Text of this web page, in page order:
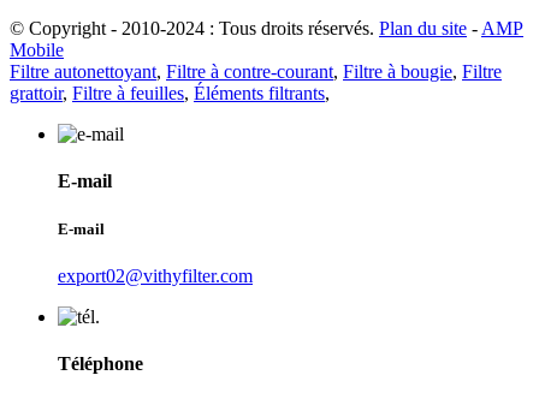
© Copyright - 2010-2024 : Tous droits réservés. Plan du site - AMP
Mobile
Filtre autonettoyant, Filtre à contre-courant, Filtre à bougie, Filtre
grattoir, Filtre à feuilles, Éléments filtrants,
E-mail
E-mail
export02@vithyfilter.com
Téléphone